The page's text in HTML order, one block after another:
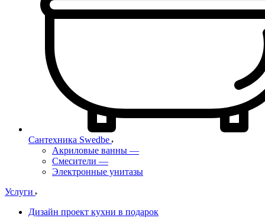
Сантехника Swedbe
Акриловые ванны —
Смесители —
Электронные унитазы
Услуги
Дизайн проект кухни в подарок